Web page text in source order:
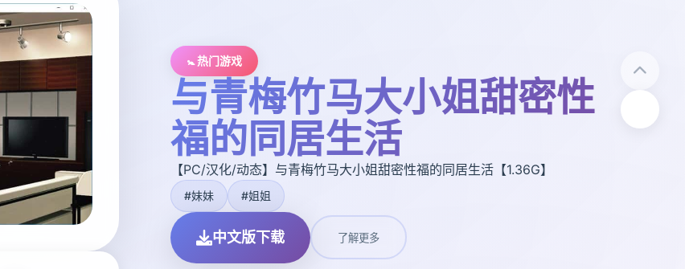
🚼 热门游戏
与青梅竹马大小姐甜密性
福的同居生活
【PC/汉化/动态】与青梅竹马大小姐甜密性福的同居生活【1.36G】
#妹妹 #姐姐
中文版下载 了解更多